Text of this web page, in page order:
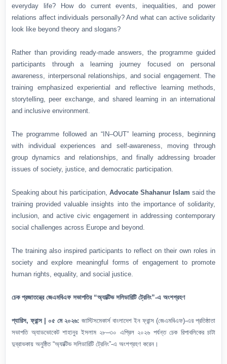
everyday life? How do current events, inequalities, and power
relations affect individuals personally? And what can active solidarity
look like beyond theory and slogans?
Rather than providing ready-made answers, the programme guided
participants through a learning journey focused on personal
awareness, interpersonal relationships, and social engagement. The
training emphasized experiential and reflective learning methods,
storytelling, peer exchange, and shared learning in an international
and inclusive environment.
The programme followed an “IN–OUT” learning process, beginning
with individual experiences and self-awareness, moving through
group dynamics and relationships, and finally addressing broader
issues of society, justice, and democratic participation.
Speaking about his participation, Advocate Shahanur Islam said the
training provided valuable insights into the importance of solidarity,
inclusion, and active civic engagement in addressing contemporary
social challenges across Europe and beyond.
The training also inspired participants to reflect on their own roles in
society and explore meaningful forms of engagement to promote
human rights, equality, and social justice.
চেক প্রজাতন্ত্রে জেএমবিএফ সভাপতির “অ্যাক্টিভ সলিডারিটি ট্রেনিং”-এ অংশগ্রহণ
প্যারিস, ফ্রান্স | ০৫ মে ২০২৬: জাস্টিসমেকার্স বাংলাদেশ ইন ফ্রান্স (জেএমবিএফ)-এর প্রতিষ্ঠাতা
সভাপতি অ্যাডভোকেট শাহানুর ইসলাম ২৮–৩০ এপ্রিল ২০২৬ পর্যন্ত চেক রিপাবলিকের চাটা
দুব্রাভকায় অনুষ্ঠিত “অ্যাক্টিভ সলিডারিটি ট্রেনিং”-এ অংশগ্রহণ করেন।